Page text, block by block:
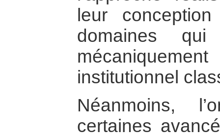
leur
domaines
institutionnel
Néanmoins,
certaines